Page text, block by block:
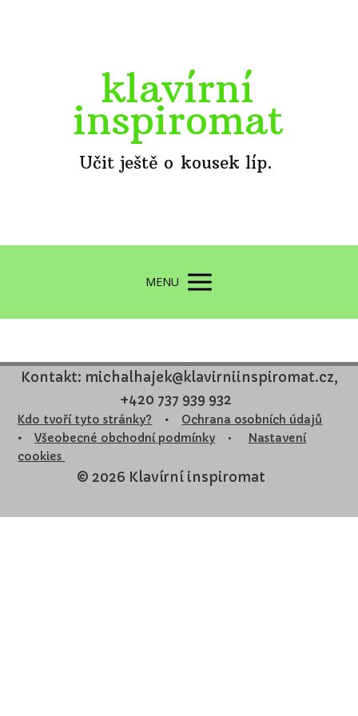
klavírní
inspiromat
Učit ještě o kousek líp.
MENU
Kontakt: michalhajek@klavirniinspiromat.cz,
+420 737 939 932
Kdo tvoří tyto stránky? •
Ochrana osobních údajů
•
Všeobecné obchodní podmínky • Nastavení
cookies
© 2026 Klavírní inspiromat